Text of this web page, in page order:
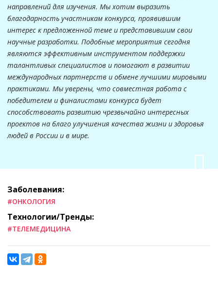
направлений для изучения. Мы хотим выразить
благодарность участникам конкурса, проявившим
интерес к предложенной теме и представившим свои
научные разработки. Подобные мероприятия сегодня
являются эффективным инструментом поддержки
талантливых специалистов и помогают в развитии
международных партнерств и обмене лучшими мировыми
практиками. Мы уверены, что совместная работа с
победителем и финалистами конкурса будет
способствовать развитию чрезвычайно интересных
проектов на благо улучшения качества жизни и здоровья
людей в России и в мире.
Заболевания:
#ОНКОЛОГИЯ
Технологии/Тренды:
#ТЕЛЕМЕДИЦИНА